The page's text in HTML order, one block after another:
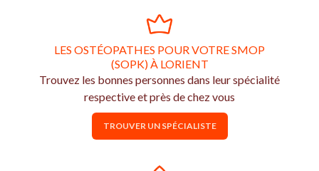
LES OSTÉOPATHES POUR VOTRE SMOP
(SOPK) À LORIENT
Trouvez les bonnes personnes dans leur spécialité
respective et près de chez vous
TROUVER UN SPÉCIALISTE